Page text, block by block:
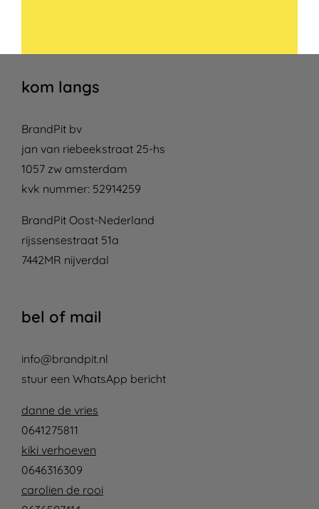
kom langs
BrandPit bv
jan van riebeekstraat 25-hs
1057 zw amsterdam
kvk nummer: 52914259
BrandPit Oost-Nederland
rijssensestraat 51a
7442MR nijverdal
bel of mail
info@brandpit.nl
stuur een WhatsApp bericht
danne de vries
0641275811
kiki verhoeven
0646316309
carolien de rooi